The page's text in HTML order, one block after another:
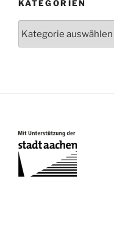
KATEGORIEN